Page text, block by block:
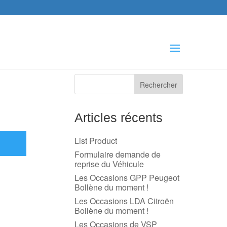
Articles récents
List Product
Formulaire demande de
reprise du Véhicule
Les Occasions GPP Peugeot
Bollène du moment !
Les Occasions LDA Citroën
Bollène du moment !
Les Occasions de VSP